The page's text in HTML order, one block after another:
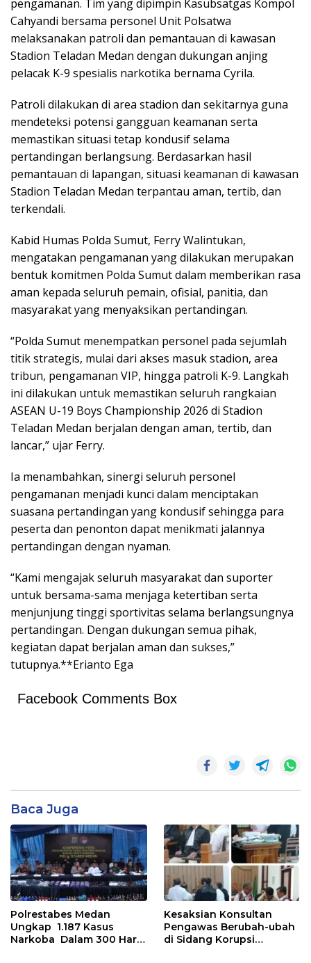
pengamanan. Tim yang dipimpin Kasubsatgas Kompol
Cahyandi bersama personel Unit Polsatwa
melaksanakan patroli dan pemantauan di kawasan
Stadion Teladan Medan dengan dukungan anjing
pelacak K-9 spesialis narkotika bernama Cyrila.
Patroli dilakukan di area stadion dan sekitarnya guna
mendeteksi potensi gangguan keamanan serta
memastikan situasi tetap kondusif selama
pertandingan berlangsung. Berdasarkan hasil
pemantauan di lapangan, situasi keamanan di kawasan
Stadion Teladan Medan terpantau aman, tertib, dan
terkendali.
Kabid Humas Polda Sumut, Ferry Walintukan,
mengatakan pengamanan yang dilakukan merupakan
bentuk komitmen Polda Sumut dalam memberikan rasa
aman kepada seluruh pemain, ofisial, panitia, dan
masyarakat yang menyaksikan pertandingan.
“Polda Sumut menempatkan personel pada sejumlah
titik strategis, mulai dari akses masuk stadion, area
tribun, pengamanan VIP, hingga patroli K-9. Langkah
ini dilakukan untuk memastikan seluruh rangkaian
ASEAN U-19 Boys Championship 2026 di Stadion
Teladan Medan berjalan dengan aman, tertib, dan
lancar,” ujar Ferry.
Ia menambahkan, sinergi seluruh personel
pengamanan menjadi kunci dalam menciptakan
suasana pertandingan yang kondusif sehingga para
peserta dan penonton dapat menikmati jalannya
pertandingan dengan nyaman.
“Kami mengajak seluruh masyarakat dan suporter
untuk bersama-sama menjaga ketertiban serta
menjunjung tinggi sportivitas selama berlangsungnya
pertandingan. Dengan dukungan semua pihak,
kegiatan dapat berjalan aman dan sukses,”
tutupnya.**Erianto Ega
Facebook Comments Box
Baca Juga
Polrestabes Medan
Ungkap 1.187 Kasus
Narkoba Dalam 300 Hari
Kesaksian Konsultan
Pengawas Berubah-ubah
di Sidang Korupsi